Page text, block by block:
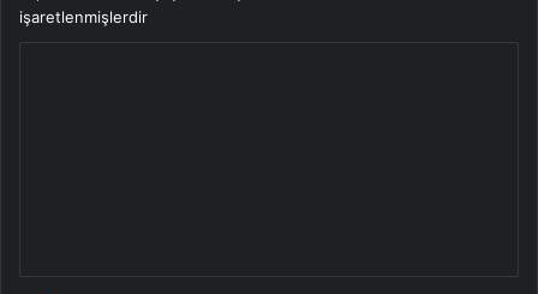
işaretlenmişlerdir